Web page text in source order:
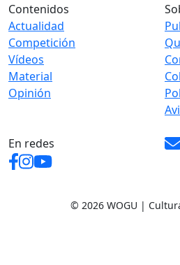
Contenidos
Actualidad
Competición
Vídeos
Material
Opinión
En redes
© 2026 WOGU |